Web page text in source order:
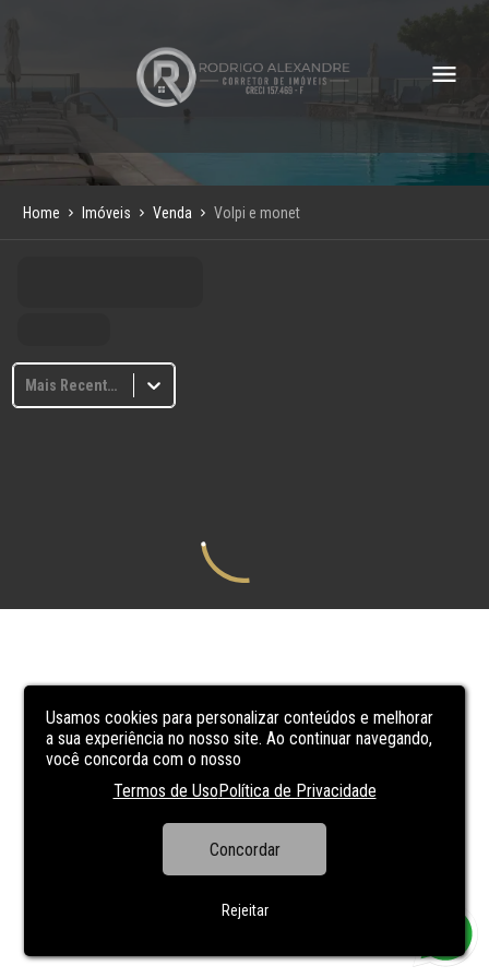
Usamos cookies para personalizar conteúdos e melhorar
a sua experiência no nosso site. Ao continuar navegando,
você concorda com o nosso
Termos de UsoPolítica de Privacidade
Concordar
Rejeitar
Home Imóveis Venda Volpi e monet
Mais Recentes